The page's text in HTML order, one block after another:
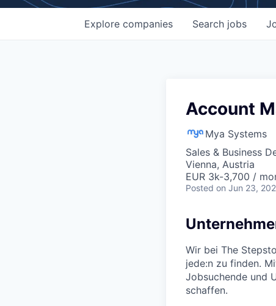
Search jobs
Explore companies
Account
Mya Systems
Sales & Business
Vienna, Austria
EUR 3k-3,700 /
Posted on Jun 23,
Wir bei The
jede:n zu finden.
Jobsuchende und
schaffen.